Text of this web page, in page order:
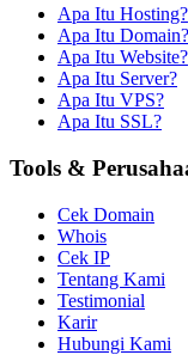
Apa Itu Hosting?
Apa Itu Domain?
Apa Itu Website?
Apa Itu Server?
Apa Itu VPS?
Apa Itu SSL?
Tools &
Cek Domain
Whois
Cek IP
Tentang Kami
Testimonial
Karir
Hubungi Kami